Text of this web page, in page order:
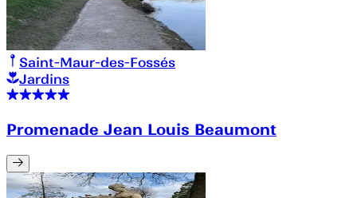
Saint-Maur-des-Fossés
Jardins
Promenade Jean Louis Beaumont